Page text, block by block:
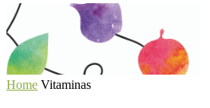
Home Vitaminas